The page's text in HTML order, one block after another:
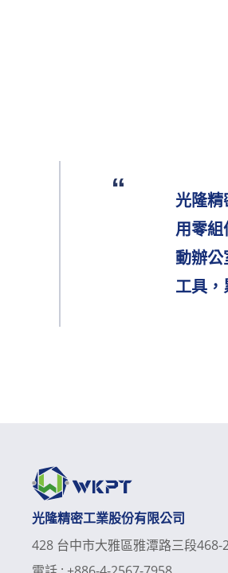
光隆
用零
動辦
工具，
光隆精密工業股份有限公司
428 台中市大雅區雅潭路三段468-